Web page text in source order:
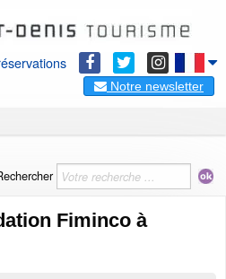
Notre newsletter
Fiminco à